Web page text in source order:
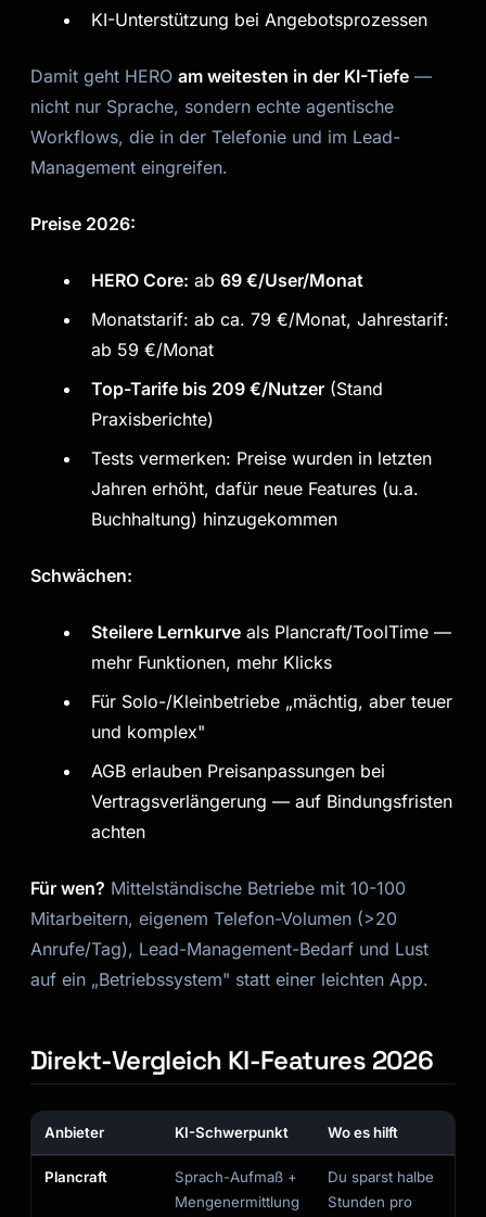
KI-Unterstützung bei Angebotsprozessen
Damit geht HERO am weitesten in der KI-Tiefe —
nicht nur Sprache, sondern echte agentische
Workflows, die in der Telefonie und im Lead-
Management eingreifen.
Preise 2026:
HERO Core: ab 69 €/User/Monat
Monatstarif: ab ca. 79 €/Monat, Jahrestarif:
ab 59 €/Monat
Top-Tarife bis 209 €/Nutzer (Stand
Praxisberichte)
Tests vermerken: Preise wurden in letzten
Jahren erhöht, dafür neue Features (u.a.
Buchhaltung) hinzugekommen
Schwächen:
Steilere Lernkurve als Plancraft/ToolTime —
mehr Funktionen, mehr Klicks
Für Solo-/Kleinbetriebe „mächtig, aber teuer
und komplex"
AGB erlauben Preisanpassungen bei
Vertragsverlängerung — auf Bindungsfristen
achten
Für wen? Mittelständische Betriebe mit 10-100
Mitarbeitern, eigenem Telefon-Volumen (>20
Anrufe/Tag), Lead-Management-Bedarf und Lust
auf ein „Betriebssystem" statt einer leichten App.
Direkt-Vergleich KI-Features 2026
Anbieter KI-Schwerpunkt Wo es hilft
Plancraft
Sprach-Aufmaß +
Mengenermittlung
Du sparst halbe
Stunden pro